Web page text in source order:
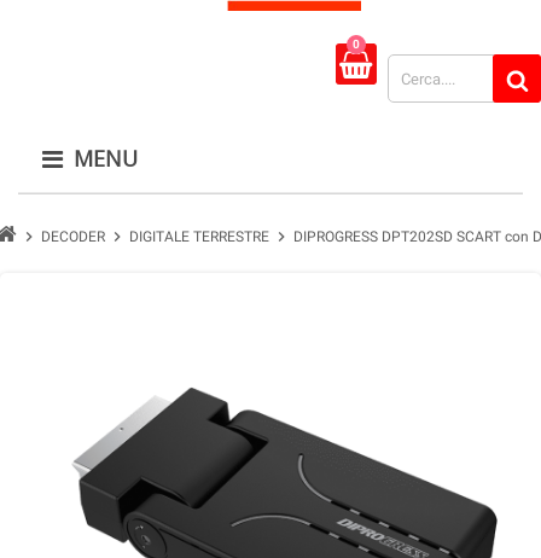
0
MENU
chevron_right DECODER chevron_right DIGITALE TERRESTRE chevron_right DIPROGRESS DPT202SD SCART